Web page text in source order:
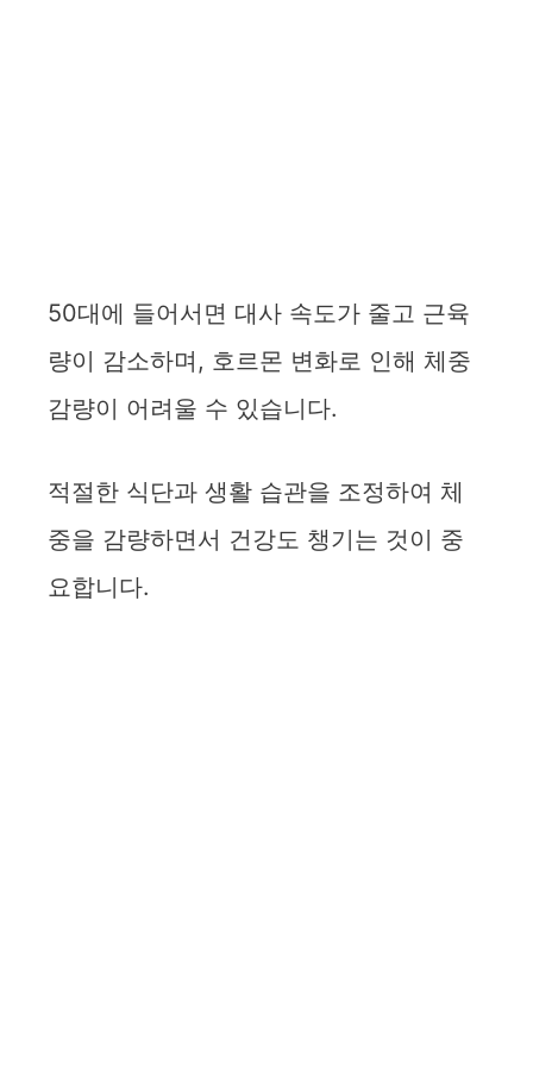
50대에 들어서면 대사 속도가 줄고 근육
량이 감소하며, 호르몬 변화로 인해 체중
감량이 어려울 수 있습니다.
적절한 식단과 생활 습관을 조정하여 체
중을 감량하면서 건강도 챙기는 것이 중
요합니다.